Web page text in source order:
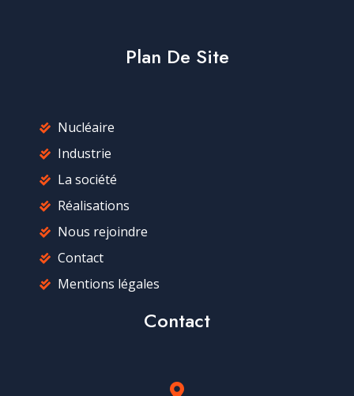
Plan De Site
Nucléaire
Industrie
La société
Réalisations
Nous rejoindre
Contact
Mentions légales
Contact